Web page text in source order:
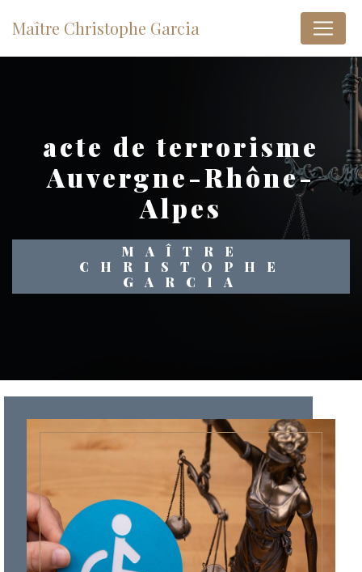
Maître Christophe Garcia
acte de terrorisme
Auvergne-Rhône-
Alpes
MAÎTRE
CHRISTOPHE
GARCIA